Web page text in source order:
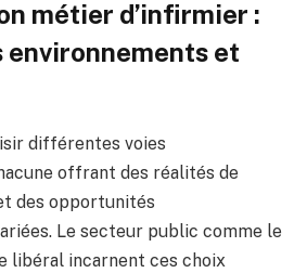
métier d’infirmier :
environnements et
différentes voies
offrant des réalités de
des opportunités
Le secteur public comme le
libéral incarnent ces choix